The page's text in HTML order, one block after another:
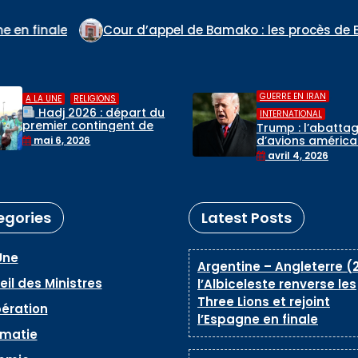
de Bamako : les procès de Ben le Cerveau, du
GUERRE EN IRAN ,
INTERNATIONAL
Trump : l’abattage
d’avions américains par
GUERRE EN IRAN
Trump « informé
destruction d’un
de chasse au-
de l’Iran, selon la
Maison-Blanche
avril 3, 2026
des Ministres
Latest Posts
Argentine – Angleterre
l’Albiceleste renverse les
Three Lions et rejoint
l’Espagne en finale